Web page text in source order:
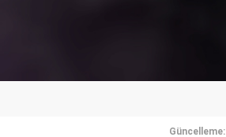
Güncelleme: